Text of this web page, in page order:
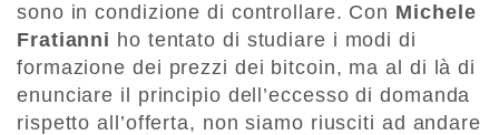
sono in condizione di controllare. Con Michele
Fratianni ho tentato di studiare i modi di
formazione dei prezzi dei bitcoin, ma al di là di
enunciare il principio dell’eccesso di domanda
rispetto all’offerta, non siamo riusciti ad andare